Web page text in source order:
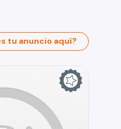
tu anuncio aquí?